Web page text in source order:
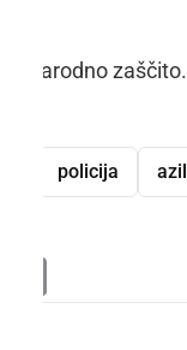
zaščito.
policija azil
PrintFriendly